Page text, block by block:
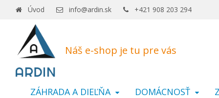
Náš e-shop je tu pre vás
Úvod info@ardin.sk +421 908 203 294
ZÁHRADA A DIEĽŇA DOMÁCNOSŤ